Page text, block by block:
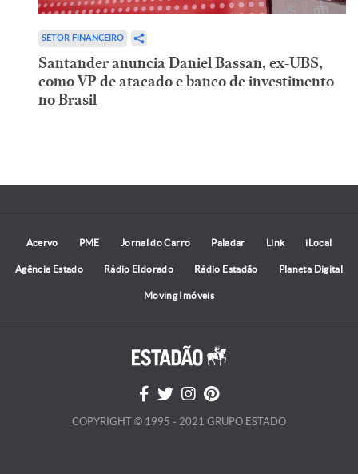
SETOR FINANCEIRO
Santander anuncia Daniel Bassan, ex-UBS,
como VP de atacado e banco de investimento
no Brasil
Acervo PME Jornal do Carro Paladar Link iLocal
Agência Estado Rádio Eldorado Rádio Estadão Planeta Digital
Moving Imóveis
COPYRIGHT © 1995 - 2021 GRUPO ESTADO